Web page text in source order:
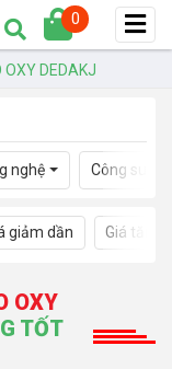
0
OXY DEDAKJ
nghệ Công suất
giảm dần Giá tăng
OXY
TỐT